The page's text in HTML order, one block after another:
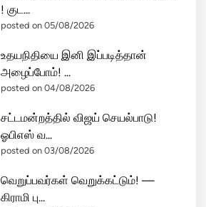
! குட...
posted on 05/08/2026
உதயநிதியை இனி இப்படித்தான்
அழைப்போம்! ...
posted on 04/08/2026
சட்டமன்றத்தில் விஜய் செயல்பாடு!
ஓபிஎஸ் வ...
posted on 03/08/2026
வெறுப்பவர்கள் வெறுக்கட்டும்! —
கிராமி பு...